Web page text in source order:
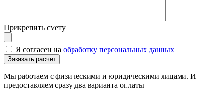
Прикрепить смету
Я согласен на обработку персональных данных
Мы работаем с физическими и юридическими лицами. И
предоставляем сразу два варианта оплаты.